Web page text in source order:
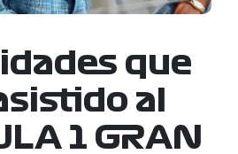
que
al
1 GRAN